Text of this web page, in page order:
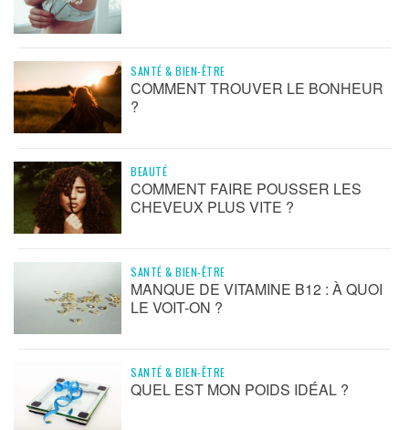
SANTÉ & BIEN-ÊTRE
COMMENT TROUVER LE BONHEUR
?
BEAUTÉ
COMMENT FAIRE POUSSER LES
CHEVEUX PLUS VITE ?
SANTÉ & BIEN-ÊTRE
MANQUE DE VITAMINE B12 : À QUOI
LE VOIT-ON ?
SANTÉ & BIEN-ÊTRE
QUEL EST MON POIDS IDÉAL ?